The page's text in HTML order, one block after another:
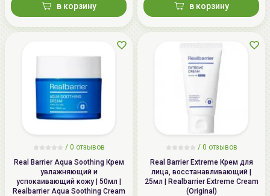
в корзину в корзину
/ 0 отзывов
Real Barrier Aqua Soothing Крем
увлажняющий и
успокаивающий кожу | 50мл |
Realbarrier Aqua Soothing Cream
/ 0 отзывов
Real Barrier Extreme Крем для
лица, восстанавливающий |
25мл | Realbarrier Extreme Cream
(Original)